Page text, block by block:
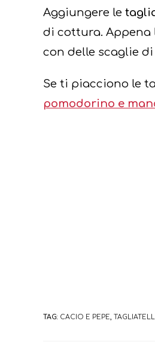
Aggiungere le
di cottura. Appena
con delle scaglie di
Se ti piacciono le
pomodorino e
TAG: CACIO E PEPE,